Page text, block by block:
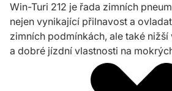
Win-Turi 212 je řada zimních
nejen vynikající přilnavost a
zimních podmínkách, ale také
a dobré jízdní vlastnosti na